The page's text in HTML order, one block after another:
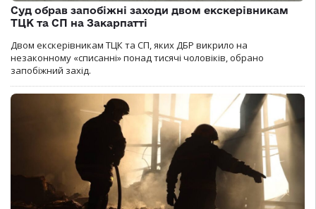
Суд обрав запобіжні заходи двом екскерівникам
ТЦК та СП на Закарпатті
Двом екскерівникам ТЦК та СП, яких ДБР викрило на
незаконному «списанні» понад тисячі чоловіків, обрано
запобіжний захід.